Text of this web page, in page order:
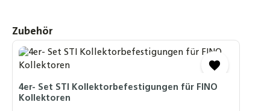
Produktgalerie überspringen
Zubehör
4er- Set STI Kollektorbefestigungen für FINO
Kollektoren